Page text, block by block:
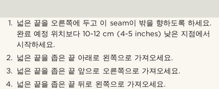
넓은 끝을 오른쪽에 두고 이 seam이 밖을 향하도록 하세요.
완료 예정 위치보다 10-12 cm (4-5 inches) 낮은 지점에서
시작하세요.
넓은 끝을 좁은 끝 아래로 왼쪽으로 가져오세요.
넓은 끝을 좁은 끝 앞으로 오른쪽으로 가져오세요.
넓은 끝을 좁은 끝 뒤로 왼쪽으로 가져오세요.